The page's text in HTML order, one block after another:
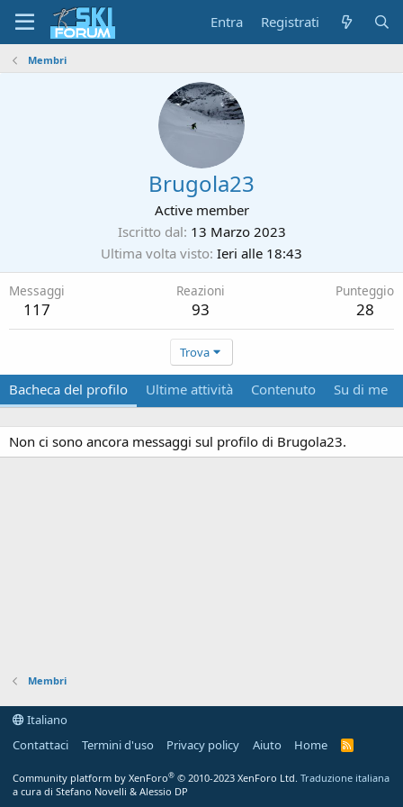
Entra Registrati
Membri
Brugola23
Active member
Iscritto dal 13 Marzo 2023
Ultima volta visto Ieri alle 18:43
Messaggi
117
Reazioni
93
Punteggio
28
Trova
Bacheca del profilo Ultime attività Contenuto Su di me
Non ci sono ancora messaggi sul profilo di Brugola23.
Membri
Italiano
Contattaci
Termini d'uso Privacy policy Aiuto Home
R
Community platform by XenForo® © 2010-2023 XenForo Ltd. Traduzione italiana
a cura di Stefano Novelli & Alessio DP